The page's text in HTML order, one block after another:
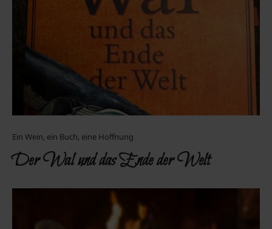
Ein Wein, ein Buch, eine Hoffnung
Der Wal und das Ende der Welt